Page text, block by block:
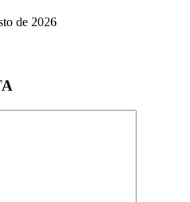
de 2026